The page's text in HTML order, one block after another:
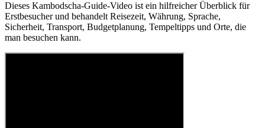
Dieses Kambodscha-Guide-Video ist ein hilfreicher Überblick für
Erstbesucher und behandelt Reisezeit, Währung, Sprache,
Sicherheit, Transport, Budgetplanung, Tempeltipps und Orte, die
man besuchen kann.